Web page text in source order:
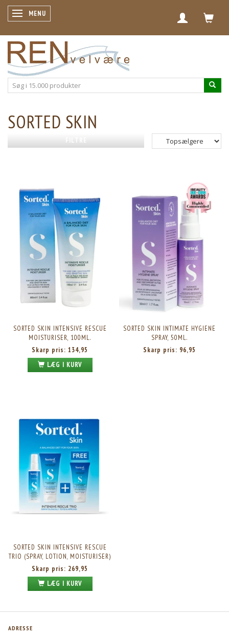
SKIFTE NAVIGATION
MENU
SORTED SKIN
FILTRE
SORTED SKIN INTENSIVE RESCUE
MOISTURISER, 100ML.
Skarp pris: 134,95
LÆG I KURV
SORTED SKIN INTIMATE HYGIENE
SPRAY, 50ML.
Skarp pris: 96,95
SORTED SKIN INTENSIVE RESCUE
TRIO (SPRAY, LOTION, MOISTURISER)
Skarp pris: 269,95
LÆG I KURV
ADRESSE